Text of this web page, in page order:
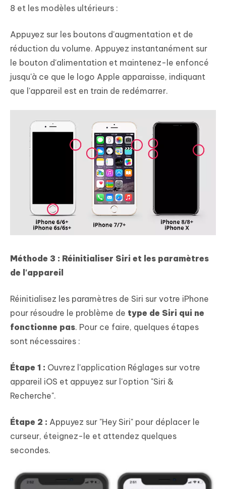
8 et les modèles ultérieurs :
Appuyez sur les boutons d'augmentation et de
réduction du volume. Appuyez instantanément sur
le bouton d'alimentation et maintenez-le enfoncé
jusqu'à ce que le logo Apple apparaisse, indiquant
que l'appareil est en train de redémarrer.
Méthode 3 : Réinitialiser Siri et les paramètres
de l'appareil
Réinitialisez les paramètres de Siri sur votre iPhone
pour résoudre le problème de type de Siri qui ne
fonctionne pas. Pour ce faire, quelques étapes
sont nécessaires :
Étape 1 : Ouvrez l'application Réglages sur votre
appareil iOS et appuyez sur l'option "Siri &
Recherche".
Étape 2 : Appuyez sur "Hey Siri" pour déplacer le
curseur, éteignez-le et attendez quelques
secondes.